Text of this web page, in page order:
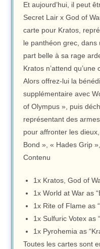
Et aujourd’hui, il peut
Secret Lair x God of
carte pour Kratos,
le panthéon grec,
part belle à sa rage
Kratos n’attend
Alors offrez-lui la
supplémentaire avec
of Olympus », puis
représentant des
pour affronter les
Bond », « Hades Grip
Contenu
1x Kratos, God of
1x World at War as
1x Rite of Flame as
1x Sulfuric Votex as
1x Pyrohemia as
Toutes les cartes sont